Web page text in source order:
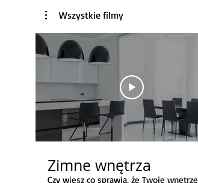
Wszystkie filmy
Zimne wnętrza
Czy wiesz co sprawia, że Twoje wnętrze